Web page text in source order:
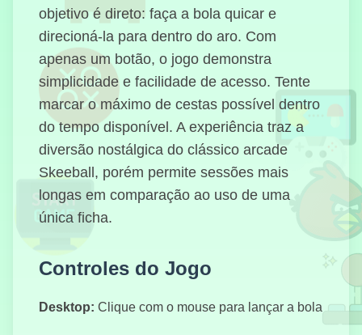
Корзина и
кольцо
Партизаны io
Проверки
objetivo é direto: faça a bola quicar e
direcioná-la para dentro do aro. Com
apenas um botão, o jogo demonstra
simplicidade e facilidade de acesso. Tente
marcar o máximo de cestas possível dentro
do tempo disponível. A experiência traz a
diversão nostálgica do clássico arcade
Skeeball, porém permite sessões mais
longas em comparação ao uso de uma
única ficha.
Controles do Jogo
Desktop: Clique com o mouse para lançar a bola